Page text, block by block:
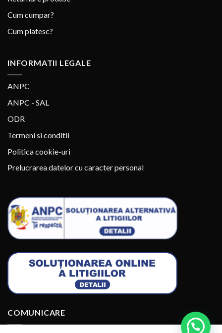
Cum cumpar?
Cum platesc?
INFORMATII LEGALE
ANPC
ANPC - SAL
ODR
Termeni si conditii
Politica cookie-uri
Prelucrarea datelor cu caracter personal
COMUNICARE